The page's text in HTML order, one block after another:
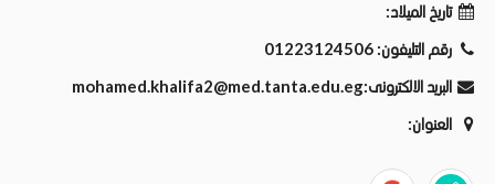
تاريخ الميلاد:
رقم التليفون: 01223124506
البريد الالكترونى:mohamed.khalifa2@med.tanta.edu.eg
العنوان: